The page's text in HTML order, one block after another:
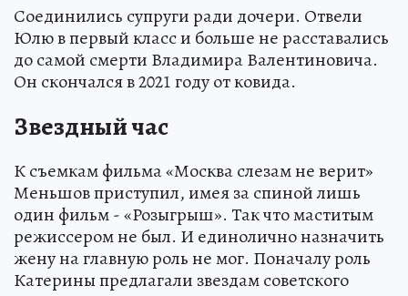
Соединились супруги ради дочери. Отвели
Юлю в первый класс и больше не расставались
до самой смерти Владимира Валентиновича.
Он скончался в 2021 году от ковида.
Звездный час
К съемкам фильма «Москва слезам не верит»
Меньшов приступил, имея за спиной лишь
один фильм - «Розыгрыш». Так что маститым
режиссером не был. И единолично назначить
жену на главную роль не мог. Поначалу роль
Катерины предлагали звездам советского